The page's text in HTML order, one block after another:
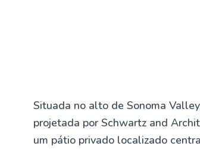
Situada no alto de Sonoma
projetada por Schwartz and
um pátio privado localizado